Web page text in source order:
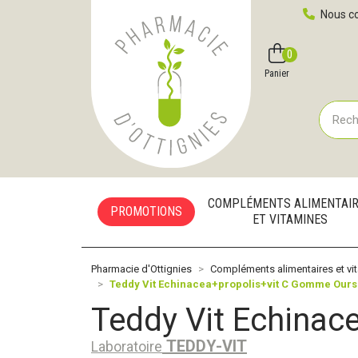
Pharmacie d'Ottignies Votre pharmacie en ligne àNous
Favoris Panier
0
PROMOTIONS
COMPLÉMENTS
ET VITAMINES
Pharmacie d'Ottignies
Compléments alimentaires et
Teddy Vit Echinacea+propolis+vit C Gomme Ours
Teddy Vit
Laboratoire TEDDY-VIT